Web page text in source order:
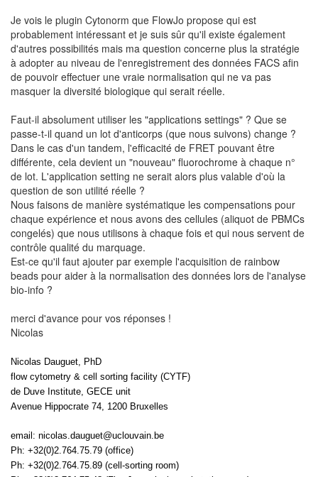
Je vois le plugin Cytonorm que FlowJo propose qui est
probablement intéressant et je suis sûr qu'il existe également
d'autres possibilités mais ma question concerne plus la stratégie
à adopter au niveau de l'enregistrement des données FACS afin
de pouvoir effectuer une vraie normalisation qui ne va pas
masquer la diversité biologique qui serait réelle.
Faut-il absolument utiliser les "applications settings" ? Que se
passe-t-il quand un lot d'anticorps (que nous suivons) change ?
Dans le cas d'un tandem, l'efficacité de FRET pouvant être
différente, cela devient un "nouveau" fluorochrome à chaque n°
de lot. L'application setting ne serait alors plus valable d'où la
question de son utilité réelle ?
Nous faisons de manière systématique les compensations pour
chaque expérience et nous avons des cellules (aliquot de PBMCs
congelés) que nous utilisons à chaque fois et qui nous servent de
contrôle qualité du marquage.
Est-ce qu'il faut ajouter par exemple l'acquisition de rainbow
beads pour aider à la normalisation des données lors de l'analyse
bio-info ?
merci d'avance pour vos réponses !
Nicolas
Nicolas Dauguet, PhD
flow cytometry & cell sorting facility (CYTF)
de Duve Institute, GECE unit
Avenue Hippocrate 74, 1200 Bruxelles
email: nicolas.dauguet@uclouvain.be
Ph: +32(0)2.764.75.79 (office)
Ph: +32(0)2.764.75.89 (cell-sorting room)